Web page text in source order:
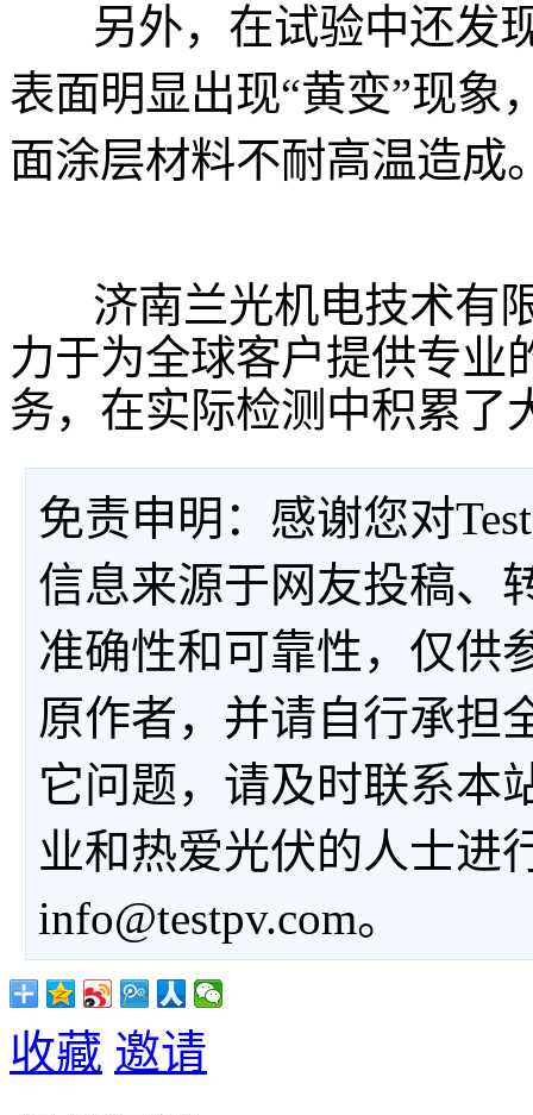
另外，在试验中还发现
表面明显出现“黄变”现象
面涂层材料不耐高温造成
济南兰光机电技术有限
力于为全球客户提供专业
务，在实际检测中积累了
免责申明：感谢您对
信息来源于网友投稿、
准确性和可靠性，仅供
原作者，并请自行承担
它问题，请及时联系本
业和热爱光伏的人士进
info@testpv.com。
收藏 邀请